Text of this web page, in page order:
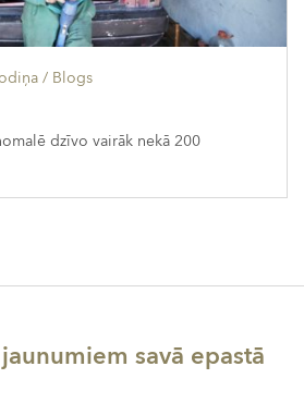
/ Blogs
dzīvo vairāk nekā 200
savā epastā